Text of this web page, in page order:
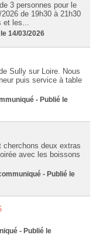
3 personnes pour le
de 19h30 à 21h30
et les...
14/03/2026
Sully sur Loire. Nous
puis service à table
- Publié le
cherchons deux extras
avec les boissons
- Publié le
- Publié le